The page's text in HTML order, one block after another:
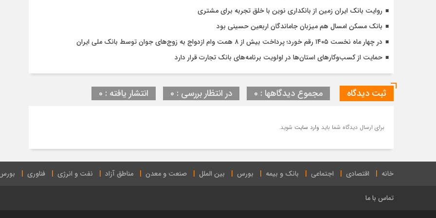
روایت بانک ایران زمین از بانکداری نوین با خلق تجربه برای مشتری
بانک مسکن امسال هم میزبان جاماندگان اربعین حسینی بود
در چهار ماه نخست ۱۴۰۵ رقم خورد؛ پرداخت بیش از ۸ همت وام ازدواج به زوج‌های جوان توسط بانک ملی ایران
حمایت از کسب‌وکارهای استان‌ها در اولویت برنامه‌های بانک تجارت قرار دارد
ثبت دیدگاه مجموع دیدگاهها : 0 در انتظار بررسی : 0 انتشار یافته : 0
برای ارسال دیدگاه شما باید وارد سایت شوید.
خانه اقتصادی اجتماعی بانک و بیمه بورس بین الملل صنعت و معدن مناطق آزاد نفت و انرژی فناوری
تماس با ما